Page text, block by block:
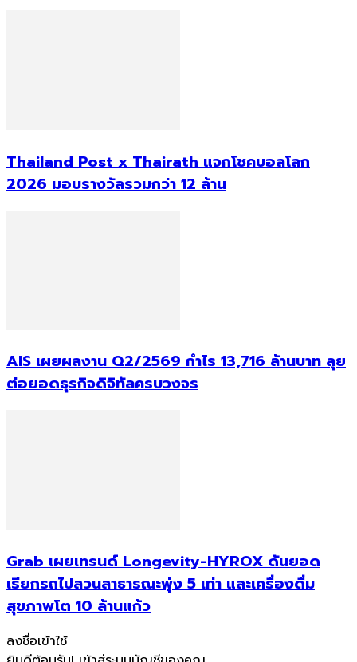
Thailand Post x Thairath แจกโชคบอลโลก
2026 มอบรางวัลรวมกว่า 12 ล้าน
AIS เผยผลงาน Q2/2569 กำไร 13,716 ล้านบาท ลุย
ต่อยอดธุรกิจดิจิทัลครบวงจร
Grab เผยเทรนด์ Longevity-HYROX ดันยอด
เรียกรถไปสวนสาธารณะพุ่ง 5 เท่า และเครื่องดื่ม
สุขภาพโต 10 ล้านแก้ว
ลงชื่อเข้าใช้